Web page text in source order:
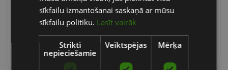
6.90€
pievienot grozam
sīkfailu izmantošanai saskaņā ar mūsu
sīkfailu politiku. Lasīt vairāk
Strikti
nepieciešamie
Veiktspējas Mērķa